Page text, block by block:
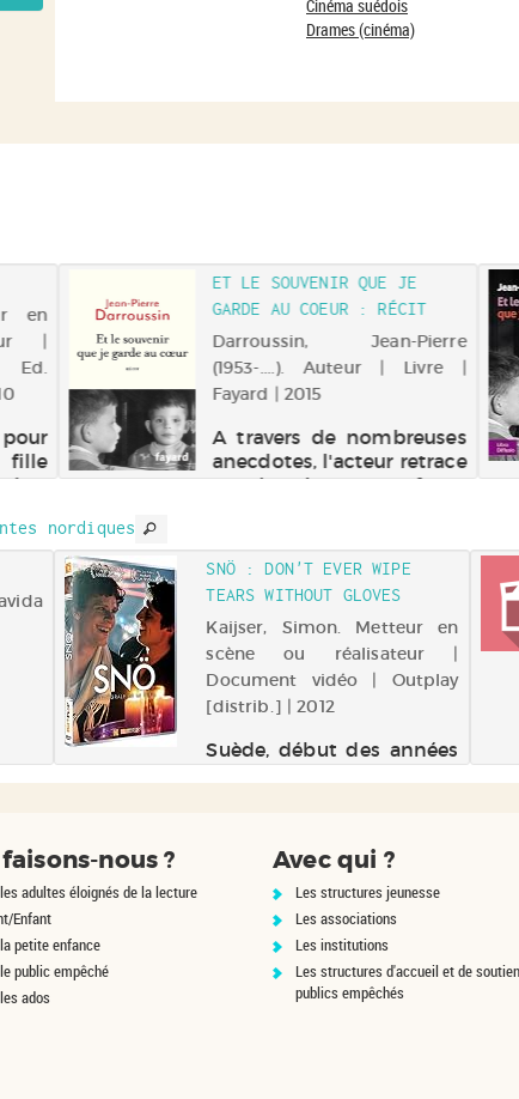
Cinéma suédois
Drames (cinéma)
ET LE SOUVENIR QUE JE
GARDE AU COEUR : RÉCIT
Darroussin, Jean-Pierre
(1953-....). Auteur | Livre |
Fayard | 2015
A travers de nombreuses
anecdotes, l'acteur retrace
sa vie, de son enfance
par la figure de son père,
ouvrier et intellectuel
autodidacte lecteur de
Marx, à sa carrière
d'acteur, ...
en
|
Ed.
fille
dix
le
nordiques
SNÖ : DON'T EVER WIPE
TEARS WITHOUT GLOVES
Kaijser, Simon. Metteur en
scène ou réalisateur |
Document vidéo | Outplay
[distrib.] | 2012
Suède, début des années
petite ville et ses parents.
Jeune et séduisant, il
découvre la vie gay de la
capitale. Lorsque le soir
du réveillon de Noël il
rencontre...
nous ?
adultes éloignés de la lecture
Enfant
petite enfance
public empêché
ados
Avec qui ?
Les structures jeunesse
Les associations
Les institutions
Les structures d'accueil et de
publics empêchés